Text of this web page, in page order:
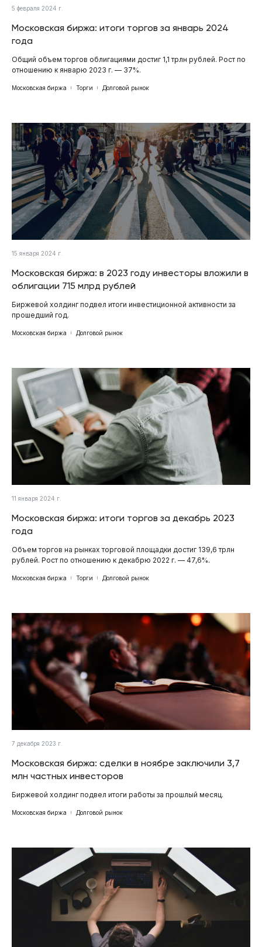
5 февраля 2024 г.
Московская биржа: итоги торгов за январь 2024
года
Общий объем торгов облигациями достиг 1,1 трлн рублей. Рост по
отношению к январю 2023 г. — 37%.
Московская биржа Торги Долговой рынок
15 января 2024 г.
Московская биржа: в 2023 году инвесторы вложили в
облигации 715 млрд рублей
Биржевой холдинг подвел итоги инвестиционной активности за
прошедший год.
Московская биржа Долговой рынок
11 января 2024 г.
Московская биржа: итоги торгов за декабрь 2023
года
Объем торгов на рынках торговой площадки достиг 139,6 трлн
рублей. Рост по отношению к декабрю 2022 г. — 47,6%.
Московская биржа Торги Долговой рынок
7 декабря 2023 г.
Московская биржа: сделки в ноябре заключили 3,7
млн частных инвесторов
Биржевой холдинг подвел итоги работы за прошлый месяц.
Московская биржа Долговой рынок